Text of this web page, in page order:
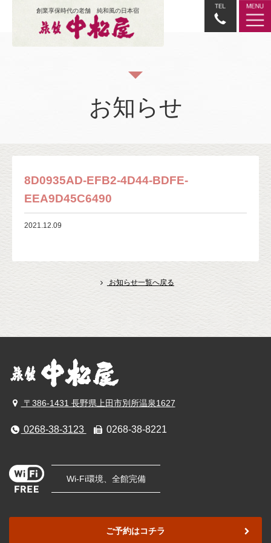
創業享保時代の老舗 純和風の日本宿
お知らせ
8D0935AD-EFB2-4D44-BDFE-
EEA9D45C6490
2021.12.09
お知らせ一覧へ戻る
〒386-1431 長野県上田市別所温泉1627
0268-38-3123 0268-38-8221
Wi-Fi環境、全館完備
ご予約はコチラ